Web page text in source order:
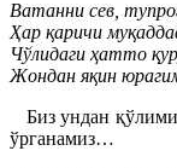
Ватанни сев,
Ҳар қаричи
Чўлидаги ҳатто
Жондан яқин
Биз ундан
ўрганамиз…